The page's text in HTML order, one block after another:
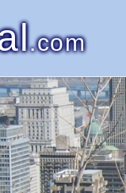
.com